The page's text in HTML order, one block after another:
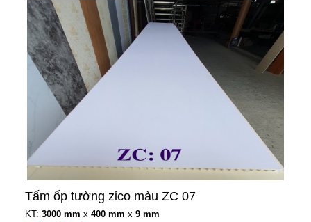
Tấm ốp tường zico màu ZC 07
KT: 3000 mm x 400 mm x 9 mm